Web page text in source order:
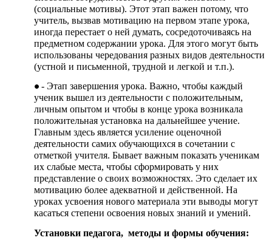
(социальные мотивы). Этот этап важен потому, что
учитель, вызвав мотивацию на первом этапе урока,
иногда перестает о ней думать, сосредоточиваясь на
предметном содержании урока. Для этого могут быть
использованы чередования разных видов деятельности
(устной и письменной, трудной и легкой и т.п.).
- Этап завершения урока. Важно, чтобы каждый
ученик вышел из деятельности с положительным,
личным опытом и чтобы в конце урока возникала
положительная установка на дальнейшее учение.
Главным здесь является усиление оценочной
деятельности самих обучающихся в сочетании с
отметкой учителя. Бывает важным показать ученикам
их слабые места, чтобы сформировать у них
представление о своих возможностях. Это сделает их
мотивацию более адекватной и действенной. На
уроках усвоения нового материала эти выводы могут
касаться степени освоения новых знаний и умений.
Установки педагога, методы и формы обучения: